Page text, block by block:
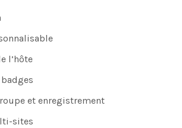
l’hôte
et enregistrement
sites